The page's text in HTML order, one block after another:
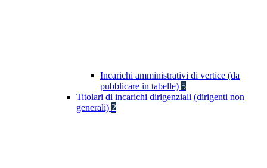
Incarichi amministrativi di vertice (da
pubblicare in tabelle) 5
Titolari di incarichi dirigenziali (dirigenti non
generali) 2